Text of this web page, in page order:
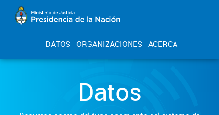
DATOS ORGANIZACIONES ACERCA
Datos